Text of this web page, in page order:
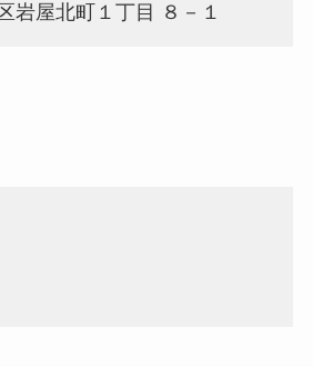
岩屋北町１丁目 ８－１